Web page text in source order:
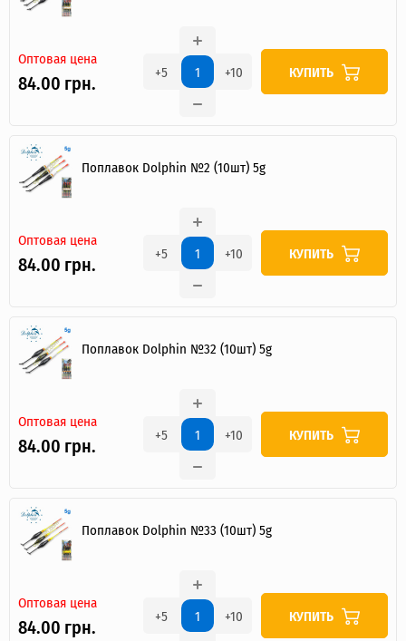
Оптовая цена
84.00 грн. +5 +10 КУПИТЬ
Поплавок Dolphin №2 (10шт) 5g
Оптовая цена
84.00 грн. +5 +10 КУПИТЬ
Поплавок Dolphin №32 (10шт) 5g
Оптовая цена
84.00 грн. +5 +10 КУПИТЬ
Поплавок Dolphin №33 (10шт) 5g
Оптовая цена
84.00 грн. +5 +10 КУПИТЬ